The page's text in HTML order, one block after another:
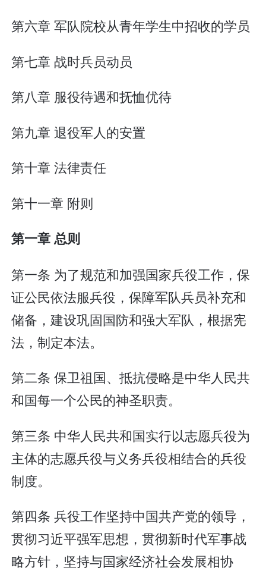
第六章 军队院校从青年学生中招收的学员
第七章 战时兵员动员
第八章 服役待遇和抚恤优待
第九章 退役军人的安置
第十章 法律责任
第十一章 附则
第一章 总则
第一条 为了规范和加强国家兵役工作，保
证公民依法服兵役，保障军队兵员补充和
储备，建设巩固国防和强大军队，根据宪
法，制定本法。
第二条 保卫祖国、抵抗侵略是中华人民共
和国每一个公民的神圣职责。
第三条 中华人民共和国实行以志愿兵役为
主体的志愿兵役与义务兵役相结合的兵役
制度。
第四条 兵役工作坚持中国共产党的领导，
贯彻习近平强军思想，贯彻新时代军事战
略方针，坚持与国家经济社会发展相协